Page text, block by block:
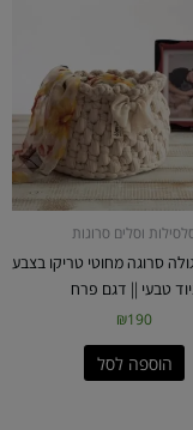
וסלים סרוגות
סרוגה מחוטי טריקו בצבע
טבעי || דגם פרח
₪190
הוספה לסל